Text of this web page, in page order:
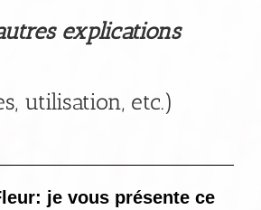
explications
utilisation, etc.)
je vous présente ce